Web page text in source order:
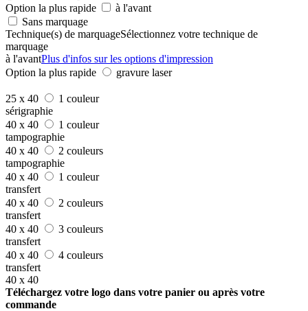
Option la plus rapide
à l'avant
Sans marquage
Technique(s) de marquageSélectionnez votre technique de
marquage
à l'avantPlus d'infos sur les options d'impression
Option la plus rapide
gravure laser
25 x 40
1 couleur
sérigraphie
40 x 40
1 couleur
tampographie
40 x 40
2 couleurs
tampographie
40 x 40
1 couleur
transfert
40 x 40
2 couleurs
transfert
40 x 40
3 couleurs
transfert
40 x 40
4 couleurs
transfert
40 x 40
Téléchargez votre logo dans votre panier ou après votre
commande